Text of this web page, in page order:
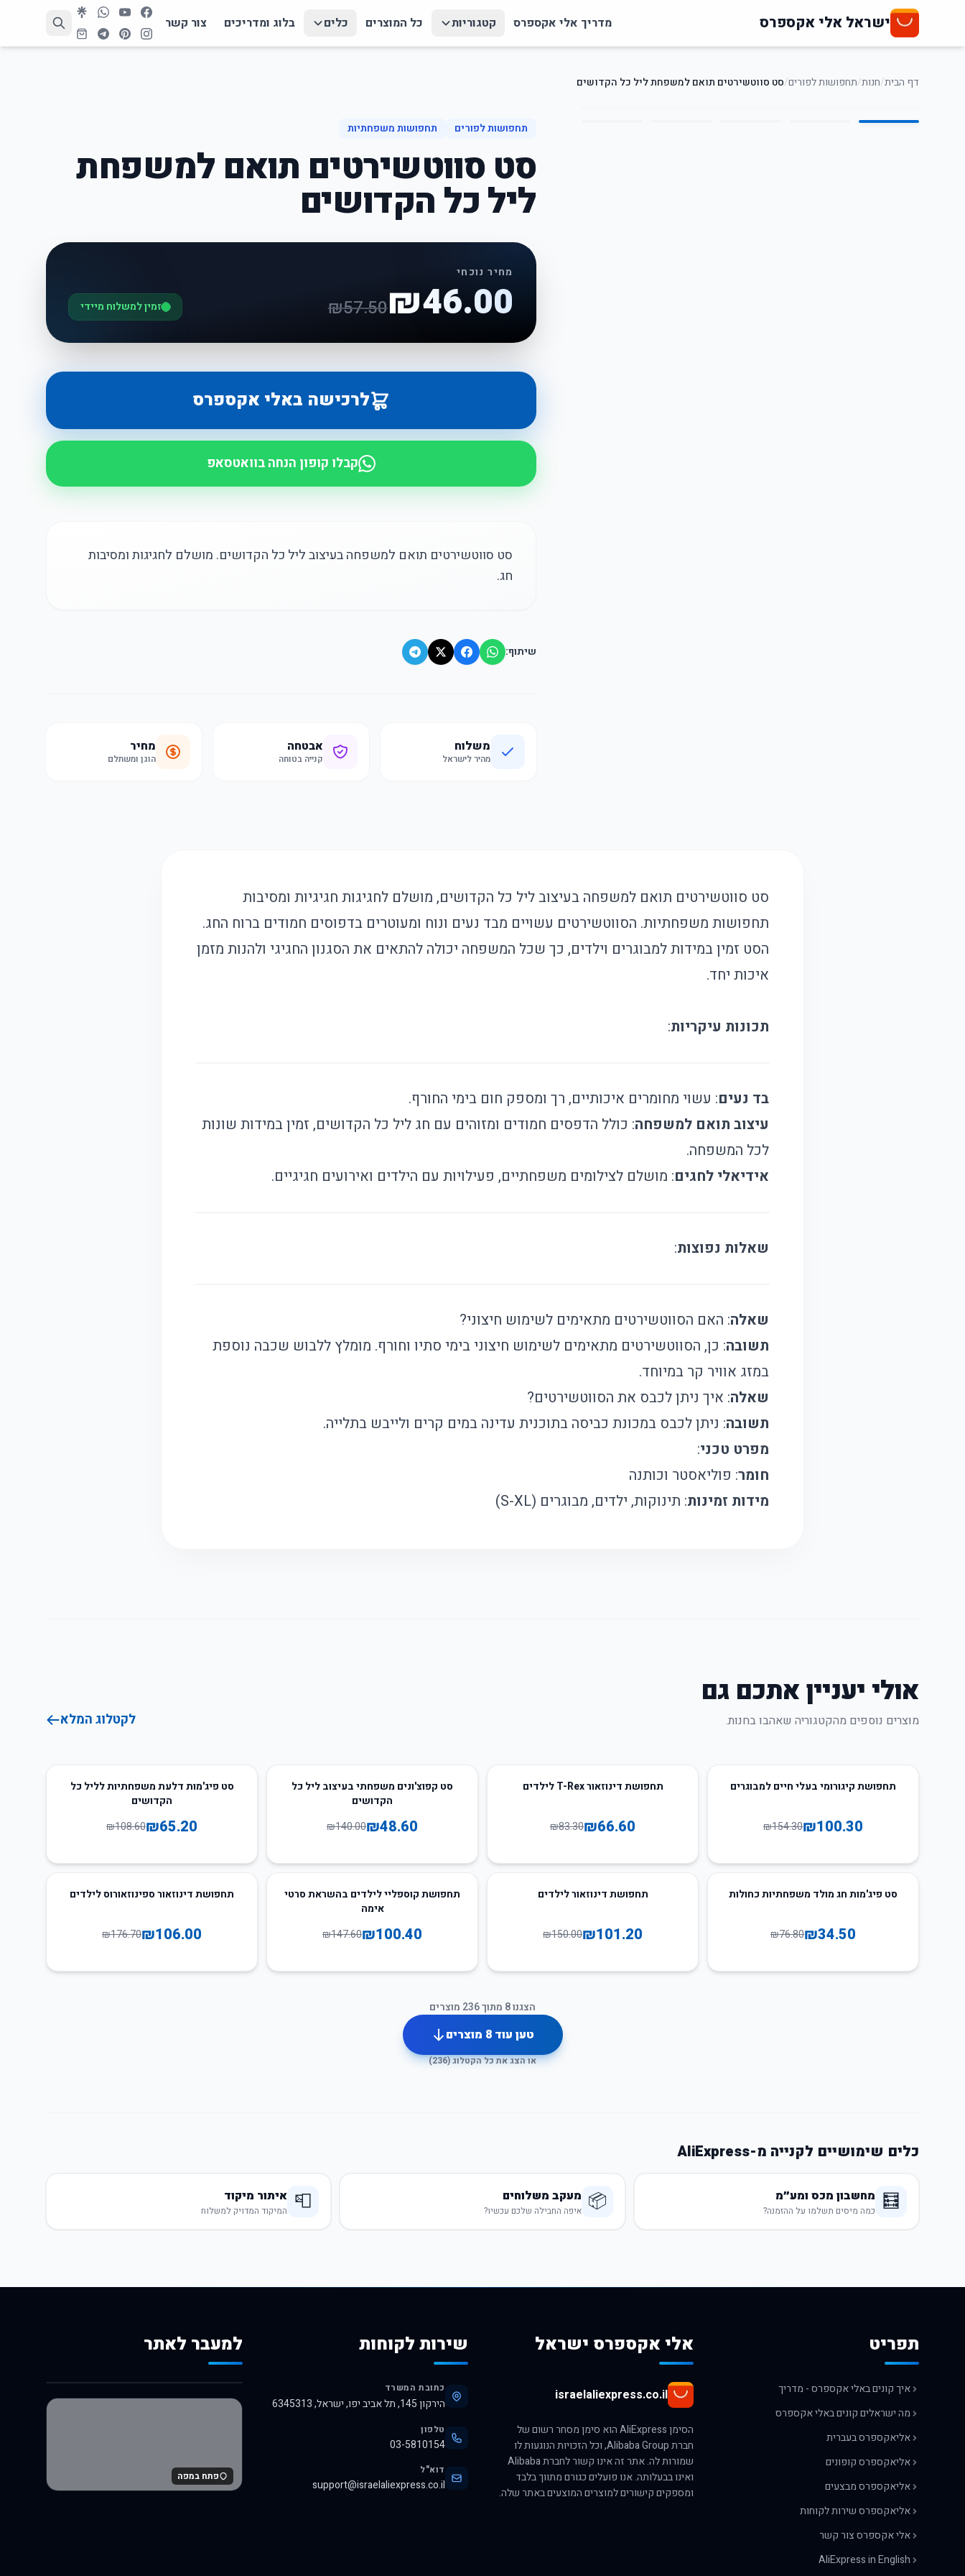
ישראל אלי אקספרס מדריך אלי אקספרס קטגוריות כל המוצרים כלים בלוג ומדריכים צור קשר
דף הבית/חנות/תחפושות לפורים/סט סווטשירטים תואם למשפחת ליל כל הקדושים
1
/
5
תחפושות לפורים תחפושות משפחתיות
סט סווטשירטים תואם למשפחת
ליל כל הקדושים
מחיר נוכחי
₪46.00
₪57.50 זמין למשלוח מיידי
לרכישה באלי אקספרס
קבלו קופון הנחה בוואטסאפ
סט סווטשירטים תואם למשפחה בעיצוב ליל כל הקדושים. מושלם לחגיגות ומסיבות
חג.
שיתוף:
משלוח
מהיר לישראל
אבטחה
קנייה בטוחה
מחיר
הוגן ומשתלם
סט סווטשירטים תואם למשפחה בעיצוב ליל כל הקדושים, מושלם לחגיגות חגיגיות ומסיבות
תחפושות משפחתיות. הסווטשירטים עשויים מבד נעים ונוח ומעוטרים בדפוסים חמודים ברוח החג.
הסט זמין במידות למבוגרים וילדים, כך שכל המשפחה יכולה להתאים את הסגנון החגיגי ולהנות מזמן
איכות יחד.
תכונות עיקריות:
בד נעים: עשוי מחומרים איכותיים, רך ומספק חום בימי החורף.
עיצוב תואם למשפחה: כולל הדפסים חמודים ומזוהים עם חג ליל כל הקדושים, זמין במידות שונות
לכל המשפחה.
אידיאלי לחגים: מושלם לצילומים משפחתיים, פעילויות עם הילדים ואירועים חגיגיים.
שאלות נפוצות:
שאלה: האם הסווטשירטים מתאימים לשימוש חיצוני?
תשובה: כן, הסווטשירטים מתאימים לשימוש חיצוני בימי סתיו וחורף. מומלץ ללבוש שכבה נוספת
במזג אוויר קר במיוחד.
שאלה: איך ניתן לכבס את הסווטשירטים?
תשובה: ניתן לכבס במכונת כביסה בתוכנית עדינה במים קרים ולייבש בתלייה.
מפרט טכני:
חומר: פוליאסטר וכותנה
מידות זמינות: תינוקות, ילדים, מבוגרים (S-XL)
אולי יעניין אתכם גם
מוצרים נוספים מהקטגוריה שאהבו בחנות. לקטלוג המלא
35
תחפושת קיגורומי בעלי חיים למבוגרים
₪100.30
₪154.30
תחפושת דינוזאור T-Rex לילדים
₪66.60
₪83.30
65סט קפוצ'ונים משפחתי בעיצוב ליל כל
הקדושים
₪48.60
₪140.00
40
סט פיג'מות דלעת משפחתיות לליל כל
הקדושים
₪65.20
₪108.60
55
סט פיג'מות חג מולד משפחתיות כחולות
₪34.50
₪76.80
תחפושת דינוזאור לילדים
₪101.20
₪150.00
32
תחפושת קוספליי לילדים בהשראת סרטי
אימה
₪100.40
₪147.60
40
תחפושת דינוזאור ספינוזאורוס לילדים
₪106.00
₪176.70
הצגנו8 מתוך236 מוצרים
טען עוד8 מוצרים
או הצג את כל הקטלוג (236
)
כלים שימושיים לקנייה מ-AliExpress
🧮 מחשבון מכס ומע״מ
כמה מיסים תשלמו על ההזמנה? 📦 מעקב משלוחים
איפה החבילה שלכם עכשיו? 📮 איתור מיקוד
המיקוד המדויק למשלוח
תפריט
איך קונים באלי אקספרס - מדריך
מה ישראלים קונים באלי אקספרס
אליאקספרס בעברית
אליאקספרס קופונים
אליאקספרס מבצעים
אליאקספרס שירות לקוחות
אלי אקספרס צור קשר
AliExpress in English
אלי אקספרס ישראל
israelaliexpress.co.il
הסימן AliExpress הוא סימן מסחר רשום של
חברת Alibaba Group, וכל הזכויות הנוגעות לו
שמורות לה. אתר זה אינו קשור לחברת Alibaba
ואינו בבעלותה. אנו פועלים כגורם מתווך בלבד
ומספקים קישורים למוצרים המוצעים באתר שלה.
שירות לקוחות
כתובת המשרד
הירקון 145, תל אביב יפו, ישראל, 6345313
טלפון
03-5810154
דוא"ל
support@israelaliexpress.co.il
למעבר לאתר
לרכישה באלי אקספרס
פתח במפה